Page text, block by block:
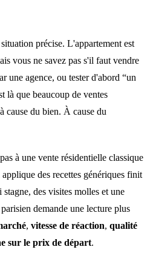
précise. L'appartement est
vous ne savez pas s'il faut vendre
une agence, ou tester d'abord “un
là que beaucoup de ventes
cause du bien. À cause du
à une vente résidentielle classique
des recettes génériques finit
des visites molles et une
demande une lecture plus
, vitesse de réaction, qualité
sur le prix de départ.